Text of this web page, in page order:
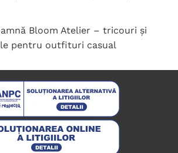
Bloom Atelier – tricouri și
pentru outfituri casual